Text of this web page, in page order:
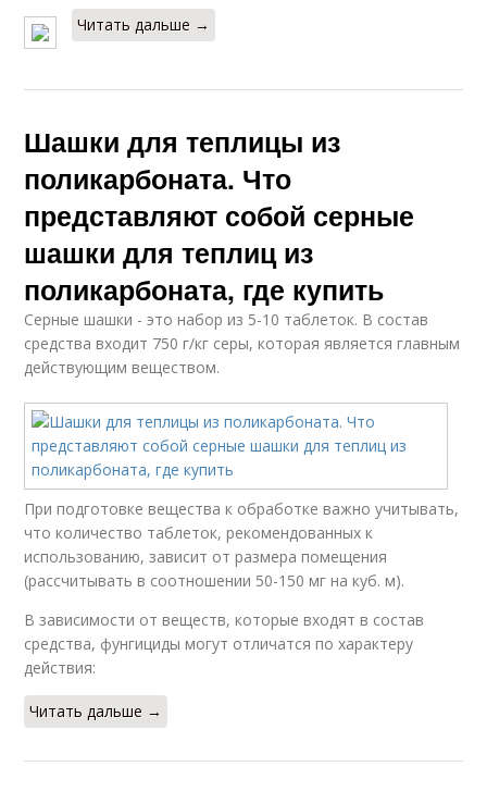
Читать дальше →
Шашки для теплицы из
поликарбоната. Что
представляют собой серные
шашки для теплиц из
поликарбоната, где купить
Серные шашки - это набор из 5-10 таблеток. В состав
средства входит 750 г/кг серы, которая является главным
действующим веществом.
При подготовке вещества к обработке важно учитывать,
что количество таблеток, рекомендованных к
использованию, зависит от размера помещения
(рассчитывать в соотношении 50-150 мг на куб. м).
В зависимости от веществ, которые входят в состав
средства, фунгициды могут отличатся по характеру
действия:
Читать дальше →